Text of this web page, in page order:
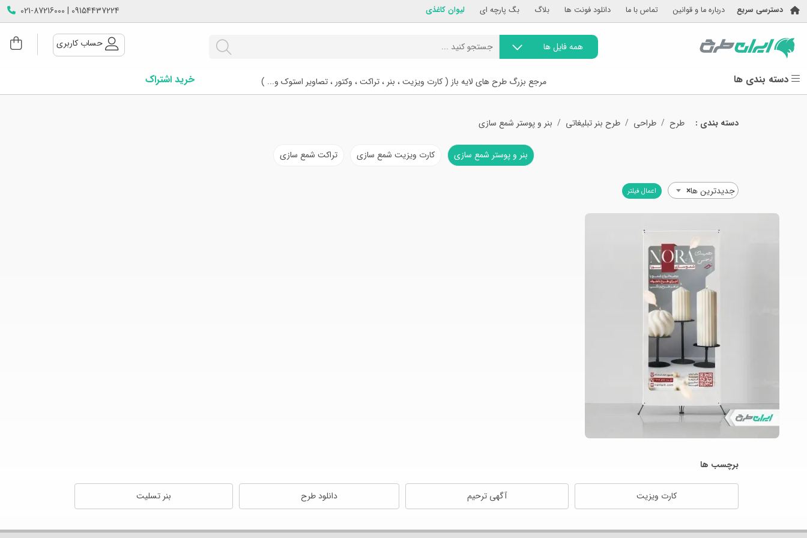
دسترسی سریع درباره ما و قوانین تماس با ما دانلود فونت ها بلاگ بگ پارچه ای لیوان کاغذی 09154437224 | 021-87216000
همه فایل ها حساب کاربری
دسته بندی ها مرجع بزرگ طرح های لایه باز ( کارت ویزیت ، بنر ، تراکت ، وکتور ، تصاویر استوک و... ) خرید اشتراک
دسته بندی : طرح طراحی طرح بنر تبلیغاتی بنر و پوستر شمع سازی
بنر و پوستر شمع سازی کارت ویزیت شمع سازی تراکت شمع سازی
×جدیدترین ها اعمال فیلتر
برچسب ها
کارت ویزیت آگهی ترحیم دانلود طرح بنر تسلیت